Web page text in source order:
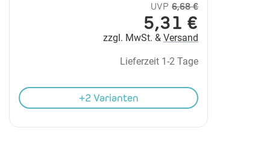
UVP 6,68 €
5,31 €
zzgl. MwSt. &Versand
Lieferzeit 1-2 Tage
+2 Varianten